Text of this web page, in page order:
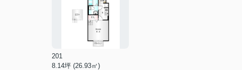
201
8.14坪 (26.93㎡)